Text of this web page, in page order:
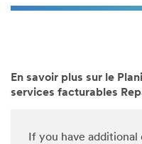
En savoir plus sur le
services facturables
If you have